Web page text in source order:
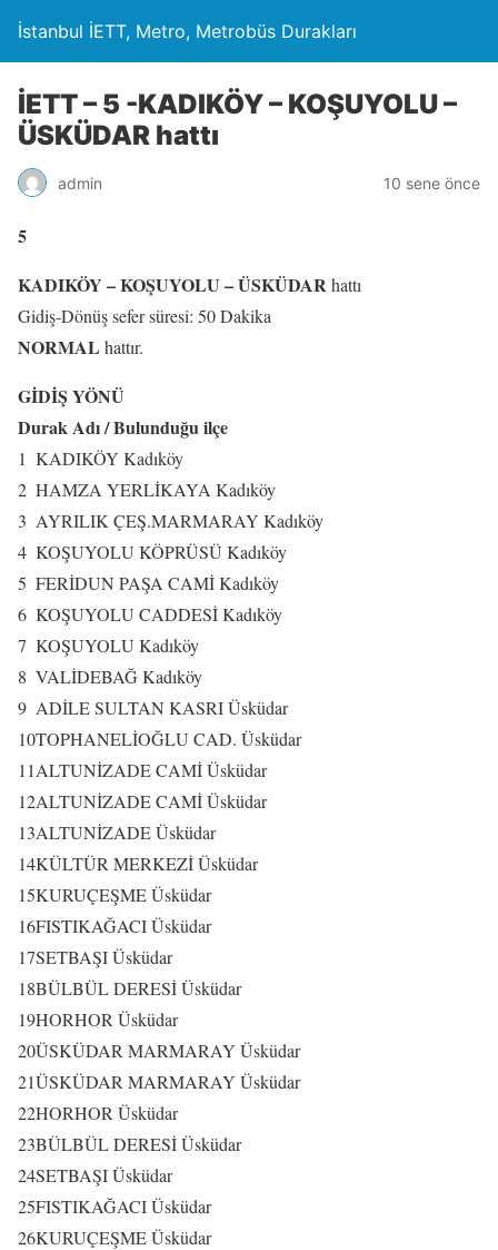
İstanbul İETT, Metro, Metrobüs Durakları
İETT – 5 -KADIKÖY – KOŞUYOLU –
ÜSKÜDAR hattı
admin 10 sene önce
5
KADIKÖY – KOŞUYOLU – ÜSKÜDARhattı
Gidiş-Dönüş sefer süresi: 50 Dakika
NORMAL hattır.
GİDİŞ YÖNÜ
Durak Adı / Bulunduğu ilçe
1 KADIKÖY Kadıköy
2 HAMZA YERLİKAYA Kadıköy
3 AYRILIK ÇEŞ.MARMARAY Kadıköy
4 KOŞUYOLU KÖPRÜSÜ Kadıköy
5 FERİDUN PAŞA CAMİKadıköy
6 KOŞUYOLU CADDESİKadıköy
7 KOŞUYOLU Kadıköy
8 VALİDEBAĞKadıköy
9 ADİLE SULTAN KASRIÜsküdar
10TOPHANELİOĞLU CAD. Üsküdar
11ALTUNİZADE CAMİÜsküdar
12ALTUNİZADE CAMİÜsküdar
13ALTUNİZADEÜsküdar
14KÜLTÜR MERKEZİÜsküdar
15KURUÇEŞMEÜsküdar
16FISTIKAĞACIÜsküdar
17SETBAŞIÜsküdar
18BÜLBÜL DERESİÜsküdar
19HORHOR Üsküdar
20ÜSKÜDAR MARMARAY Üsküdar
21ÜSKÜDAR MARMARAY Üsküdar
22HORHOR Üsküdar
23BÜLBÜL DERESİÜsküdar
24SETBAŞIÜsküdar
25FISTIKAĞACIÜsküdar
26KURUÇEŞMEÜsküdar